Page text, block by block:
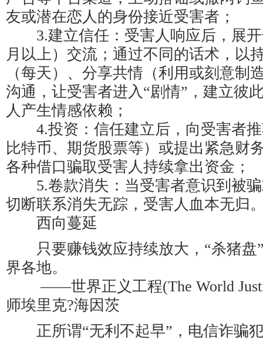
友或潜在恋人的身份接近受害者；
3.建立信任：受害人响应后，展开
月以上）交流；通过不同的话术，以
（每天）、分享共情（利用或刻意制
沟通，让受害者进入“剧情”，建立彼
人产生情感依赖；
4.投资：信任建立后，向受害者推
比特币、期货股票等）或提出紧急财
各种借口骗取受害人持续拿出资金；
5.卷款消失：当受害者意识到被骗
切断联系消失无踪，受害人血本无归
西向蔓延
只要赚钱效应持续放大，“杀猪盘
界各地。
——世界正义工程(The World
师埃里克?海因茨
正所谓“无利不起早”，电信诈骗